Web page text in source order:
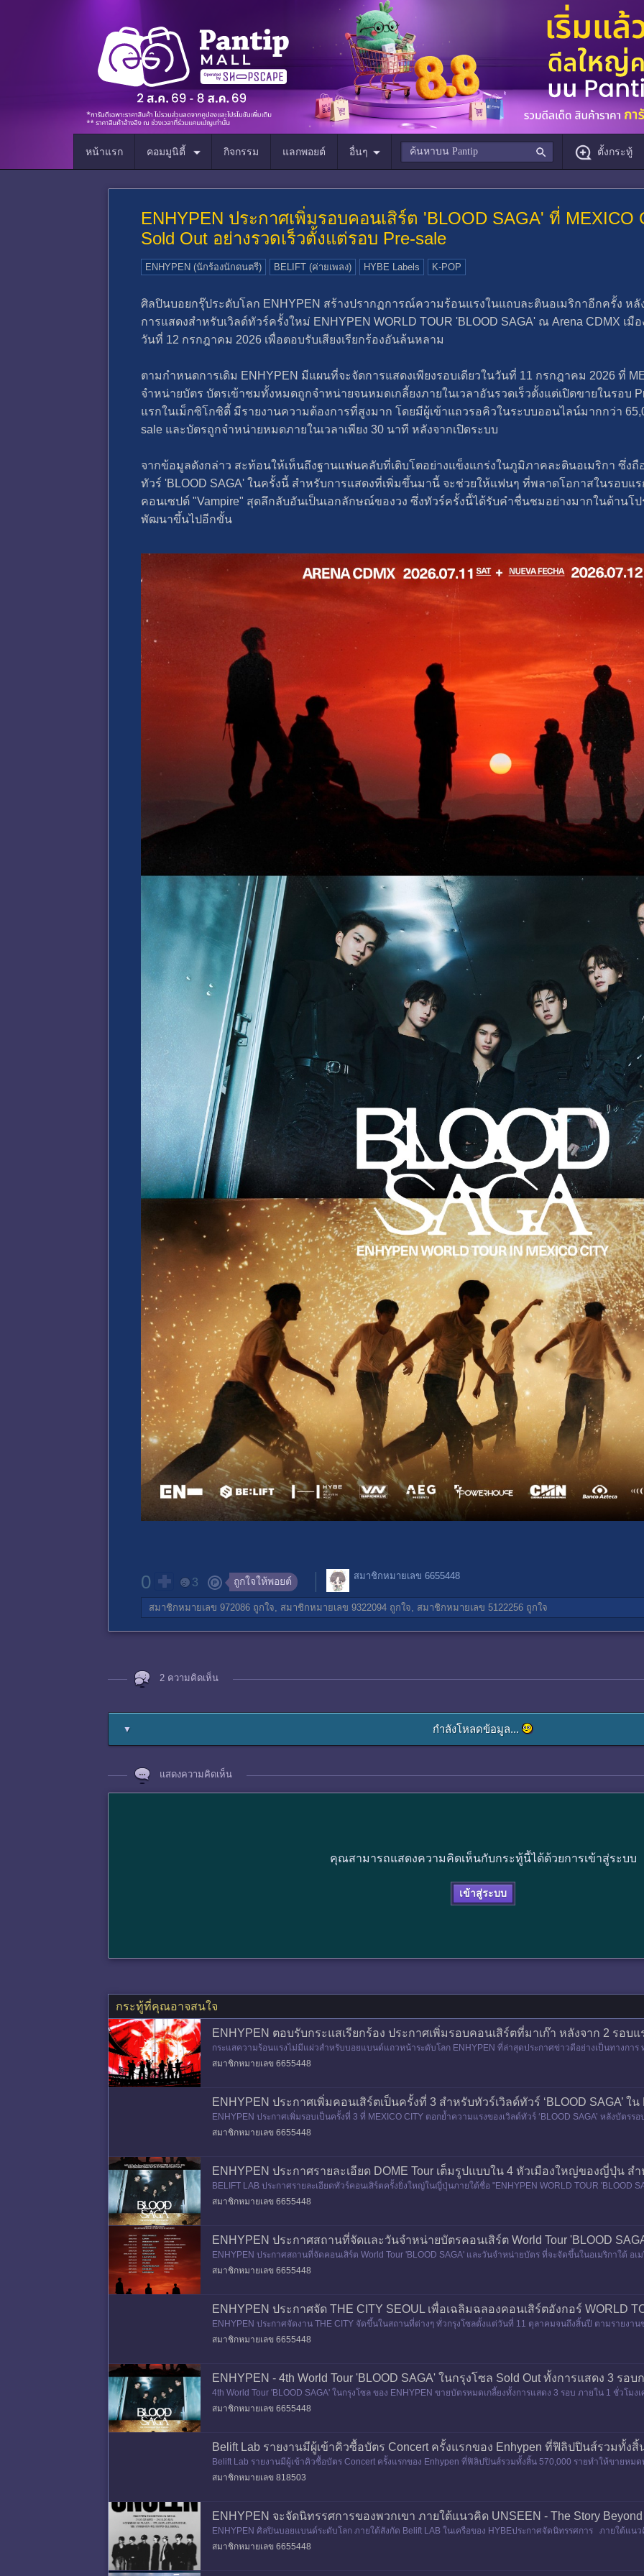
หน้าแรก คอมมูนิตี้ กิจกรรม แลกพอยต์ อื่นๆ ตั้งกระทู้
ENHYPEN ประกาศเพิ่มรอบคอนเสิร์ต 'BLOOD SAGA' ที่
Sold Out อย่างรวดเร็วตั้งแต่รอบ Pre-sale
ENHYPEN (นักร้องนักดนตรี) BELIFT (ค่ายเพลง) HYBE Labels K-POP
ศิลปินบอยกรุ๊ประดับโลก ENHYPEN สร้างปรากฏการณ์ความร้อนแรงในแถบละตินอเมริกาอีกครั้ง หลั
การแสดงสำหรับเวิลด์ทัวร์ครั้งใหม่ ENHYPEN WORLD TOUR 'BLOOD SAGA' ณ Arena CDMX เมื
วันที่ 12 กรกฎาคม 2026 เพื่อตอบรับเสียงเรียกร้องอันล้นหลาม
ตามกำหนดการเดิม ENHYPEN มีแผนที่จะจัดการแสดงเพียงรอบเดียวในวันที่ 11 กรกฎาคม 2026 ที่
จำหน่ายบัตร บัตรเข้าชมทั้งหมดถูกจำหน่ายจนหมดเกลี้ยงภายในเวลาอันรวดเร็วตั้งแต่เปิดขายในรอบ
แรกในเม็กซิโกซิตี้ มีรายงานความต้องการที่สูงมาก โดยมีผู้เข้าแถวรอคิวในระบบออนไลน์มากกว่า
sale และบัตรถูกจำหน่ายหมดภายในเวลาเพียง 30 นาที หลังจากเปิดระบบ
จากข้อมูลดังกล่าว สะท้อนให้เห็นถึงฐานแฟนคลับที่เติบโตอย่างแข็งแกร่งในภูมิภาคละตินอเมริกา ซึ่งถื
ทัวร์ 'BLOOD SAGA' ในครั้งนี้ สำหรับการแสดงที่เพิ่มขึ้นมานี้ จะช่วยให้แฟนๆ ที่พลาดโอกาสในรอบแ
คอนเซปต์ "Vampire" สุดลึกลับอันเป็นเอกลักษณ์ของวง ซึ่งทัวร์ครั้งนี้ได้รับคำชื่นชมอย่างมากในด้าน
พัฒนาขึ้นไปอีกขั้น
0 3 ถูกใจให้พอยต์ สมาชิกหมายเลข 6655448
สมาชิกหมายเลข 972086 ถูกใจ, สมาชิกหมายเลข 9322094 ถูกใจ, สมาชิกหมายเลข 5122256 ถูกใจ
2 ความคิดเห็น
▼ กำลังโหลดข้อมูล...
แสดงความคิดเห็น
คุณสามารถแสดงความคิดเห็นกับกระทู้นี้ได้ด้วยการเข้าสู่ระบบ
เข้าสู่ระบบ
กระทู้ที่คุณอาจสนใจ
ENHYPEN ตอบรับกระแสเรียกร้อง ประกาศเพิ่มรอบคอนเสิร์ตที่มาเก๊า หลังจาก 2 รอบ
กระแสความร้อนแรงไม่มีแผ่วสำหรับบอยแบนด์แถวหน้าระดับโลก ENHYPEN ที่ล่าสุดประกาศข่าวดีอย่างเป็นทางการ
HYPEN WORLD TOUR 'BLOOD SAGA' in MACAU เพิ่มอีก
สมาชิกหมายเลข 6655448
ENHYPEN ประกาศเพิ่มคอนเสิร์ตเป็นครั้งที่ 3 สำหรับทัวร์เวิลด์ทัวร์ ‘BLOOD SAGA’ ใน
ENHYPEN ประกาศเพิ่มรอบเป็นครั้งที่ 3 ที่ MEXICO CITY ตอกย้ำความแรงของเวิลด์ทัวร์ ‘BLOOD SAGA’ หลังบัตร
ทันที กระแสความร้อนแรงของบอยกรุ๊ปต
สมาชิกหมายเลข 6655448
ENHYPEN ประกาศรายละเอียด DOME Tour เต็มรูปแบบใน 4 หัวเมืองใหญ่ของญี่ปุ่น สำ
JAPAN
BELIFT LAB ประกาศรายละเอียดทัวร์คอนเสิร์ตครั้งยิ่งใหญ่ในญี่ปุ่นภายใต้ชื่อ "ENHYPEN WORLD TOUR 'BLOOD
เต็มรูปแบบใน 4 หัวเมืองใหญ่ของญี่ปุ่
สมาชิกหมายเลข 6655448
ENHYPEN ประกาศสถานที่จัดและวันจำหน่ายบัตรคอนเสิร์ต World Tour 'BLOOD
ยุโรป
ENHYPEN ประกาศสถานที่จัดคอนเสิร์ต World Tour 'BLOOD SAGA' และวันจำหน่ายบัตร ที่จะจัดขึ้นในอเมริกาใต้ อ
ที่ 22 เมษายน 2026 สำหรับรอบ Membership และรอบ
สมาชิกหมายเลข 6655448
ENHYPEN ประกาศจัด THE CITY SEOUL เพื่อเฉลิมฉลองคอนเสิร์ตอังกอร์ WORLD
ซล
ENHYPEN ประกาศจัดงาน THE CITY จัดขึ้นในสถานที่ต่างๆ ทั่วกรุงโซลตั้งแต่วันที่ 11 ตุลาคมจนถึงสิ้นปี ตามรายงาน
นมา "ENHYPEN WORLD TOUR 'WALK THE L
สมาชิกหมายเลข 6655448
ENHYPEN - 4th World Tour 'BLOOD SAGA' ในกรุงโซล Sold Out ทั้งการแสดง 3 รอ
hip
4th World Tour 'BLOOD SAGA' ในกรุงโซล ของ ENHYPEN ขายบัตรหมดเกลี้ยงทั้งการแสดง 3 รอบ ภายใน 1 ชั่วโม
ตามข้อมูลจาก Belift Lab ค่ายเพลงในเครือ HYBE Music G
สมาชิกหมายเลข 6655448
Belift Lab รายงานมีผู้เข้าคิวซื้อบัตร Concert ครั้งแรกของ Enhypen ที่ฟิลิปปินส์รวมทั้ง
Belift Lab รายงานมีผู้เข้าคิวซื้อบัตร Concert ครั้งแรกของ Enhypen ที่ฟิลิปปินส์รวมทั้งสิ้น 570,000 รายทำให้ขายหม
ลาประเทศฟิลิปปินส์ในวันที่ 4-5 กุมภ
สมาชิกหมายเลข 818503
ENHYPEN จะจัดนิทรรศการของพวกเขา ภายใต้แนวคิด UNSEEN - The Story
ENHYPEN ศิลปินบอยแบนด์ระดับโลก ภายใต้สังกัด Belift LAB ในเครือของ HYBEประกาศจัดนิทรรศการ ภายใต้แนว
19 วันเต็มในระหว่างวันพุธที่ 2 ตุลาคม ถึงวันอาท
สมาชิกหมายเลข 6655448